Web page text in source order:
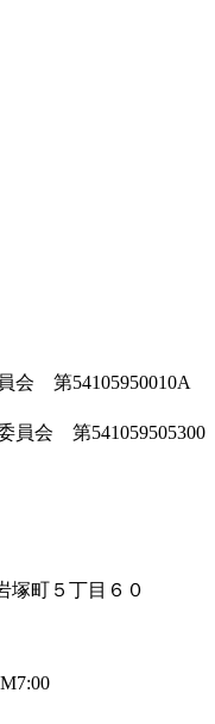
会 第54105950010A
員会 第541059505300
塚町５丁目６０